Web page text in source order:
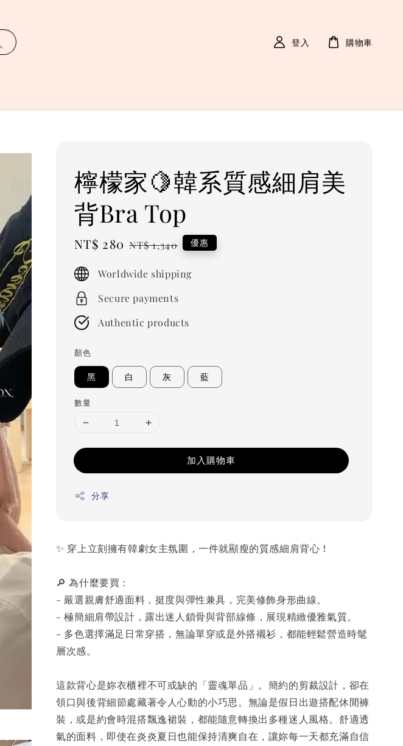
登入 購物車
檸檬家🍋韓系質感細肩美
背Bra Top
Sale
NT$ 280 Regular
NT$ 1,340 優惠
Worldwide shipping
Secure payments
Authentic products
顏色
黑 白 灰 藍
數量
加入購物車
分享
✨ 穿上立刻擁有韓劇女主氛圍，一件就顯瘦的質感細肩背心！
🔎 為什麼要買：
- 嚴選親膚舒適面料，挺度與彈性兼具，完美修飾身形曲線。
- 極簡細肩帶設計，露出迷人鎖骨與背部線條，展現精緻優雅氣質。
- 多色選擇滿足日常穿搭，無論單穿或是外搭襯衫，都能輕鬆營造時髦
層次感。
這款背心是妳衣櫃裡不可或缺的「靈魂單品」。簡約的剪裁設計，卻在
領口與後背細節處藏著令人心動的小巧思。無論是假日出遊搭配休閒褲
裝，或是約會時混搭飄逸裙裝，都能隨意轉換出多種迷人風格。舒適透
氣的面料，即使在炎炎夏日也能保持清爽自在，讓妳每一天都充滿自信